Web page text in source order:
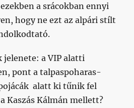
a srácokban ennyi
hogy ne ezt az alpári stílt
jelenete: a VIP alatti
pont a talpaspoharas-
alatt ki tűnik fel
Kaszás Kálmán mellett?